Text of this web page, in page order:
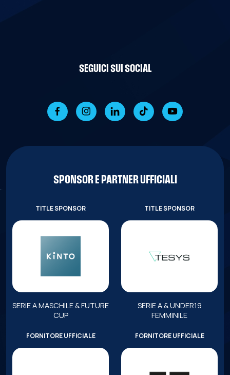
SEGUICI SUI SOCIAL
SPONSOR E PARTNER UFFICIALI
TITLE SPONSOR
SERIE A MASCHILE & FUTURE
CUP
TITLE SPONSOR
SERIE A & UNDER19
FEMMINILE
FORNITORE UFFICIALE FORNITORE UFFICIALE